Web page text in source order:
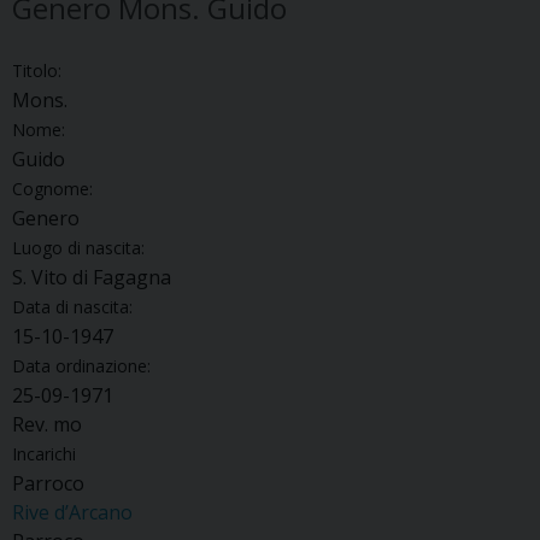
Titolo:
Mons.
Nome:
Guido
Cognome:
Genero
Luogo di nascita:
S. Vito di Fagagna
Data di nascita:
15-10-1947
Data ordinazione:
25-09-1971
Rev. mo
Incarichi
Parroco
Rive d’Arcano